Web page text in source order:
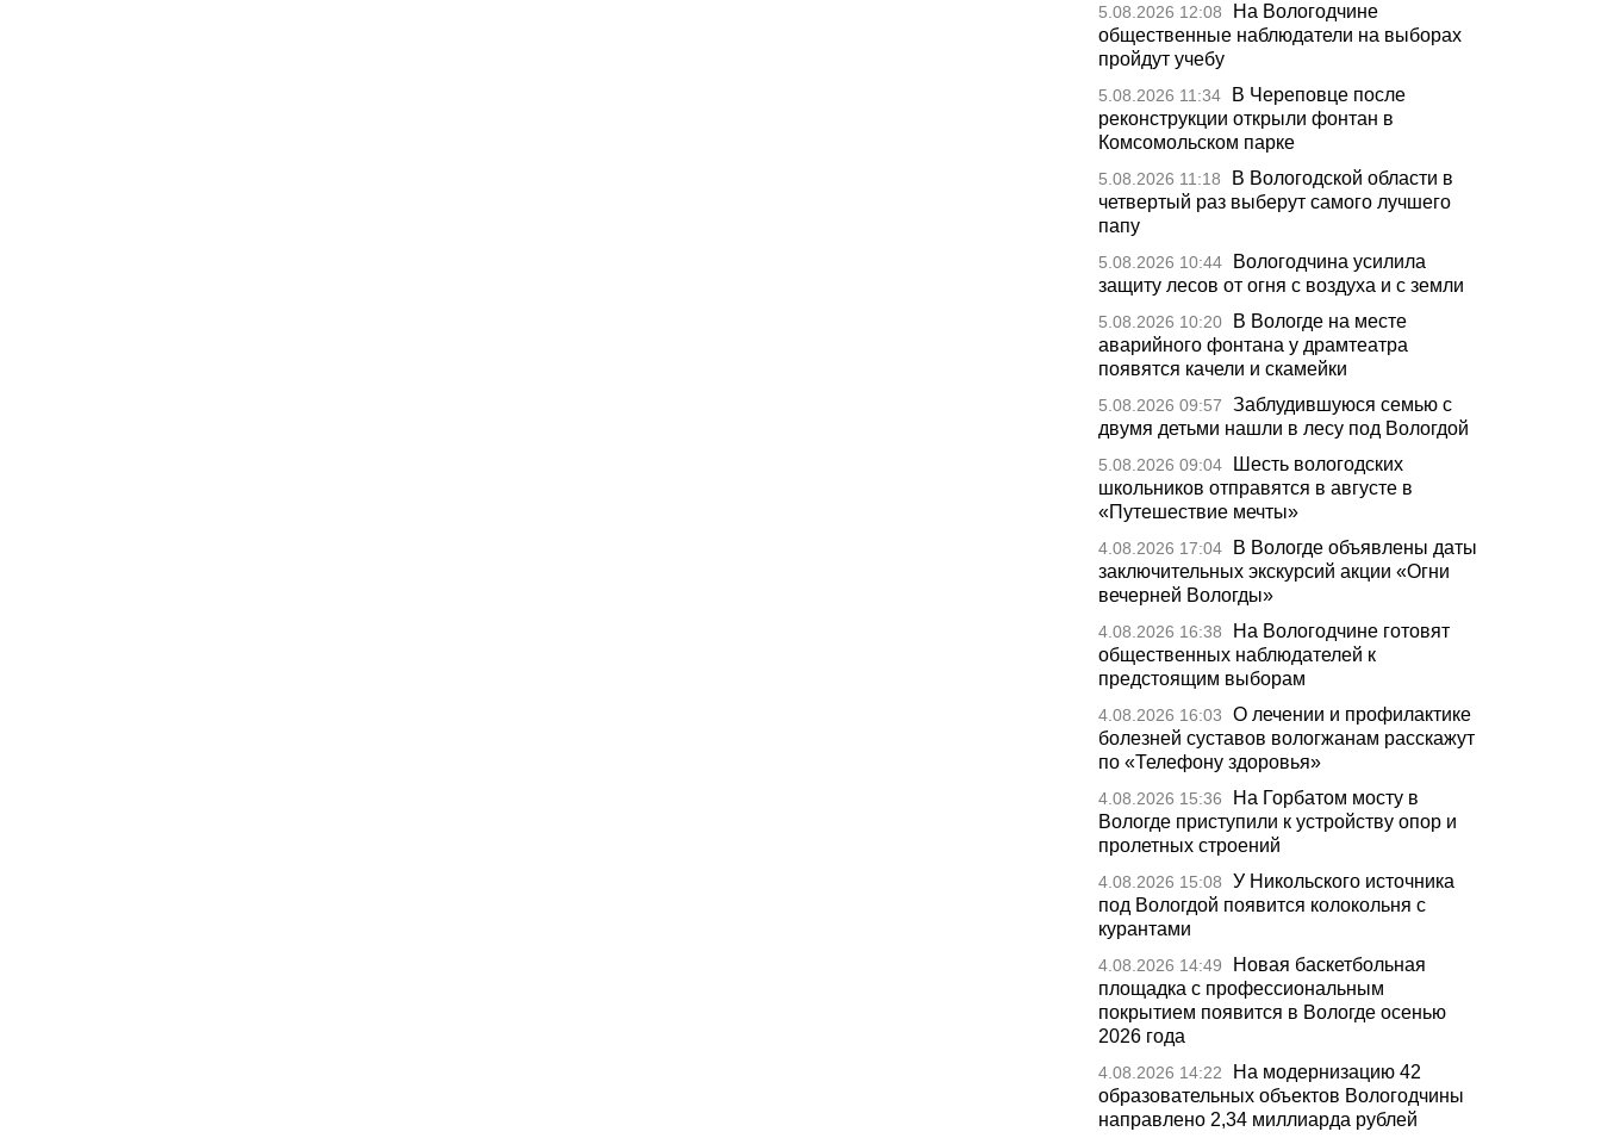
5.08.2026 12:08
На Вологодчине
общественные наблюдатели на выборах
пройдут учебу
5.08.2026 11:34
В Череповце после
реконструкции открыли фонтан в
Комсомольском парке
5.08.2026 11:18
В Вологодской области в
четвертый раз выберут самого лучшего
папу
5.08.2026 10:44
Вологодчина усилила
защиту лесов от огня с воздуха и с земли
5.08.2026 10:20
В Вологде на месте
аварийного фонтана у драмтеатра
появятся качели и скамейки
5.08.2026 09:57
Заблудившуюся семью с
двумя детьми нашли в лесу под Вологдой
5.08.2026 09:04
Шесть вологодских
школьников отправятся в августе в
«Путешествие мечты»
4.08.2026 17:04
В Вологде объявлены даты
заключительных экскурсий акции «Огни
вечерней Вологды»
4.08.2026 16:38
На Вологодчине готовят
общественных наблюдателей к
предстоящим выборам
4.08.2026 16:03
О лечении и профилактике
болезней суставов вологжанам расскажут
по «Телефону здоровья»
4.08.2026 15:36
На Горбатом мосту в
Вологде приступили к устройству опор и
пролетных строений
4.08.2026 15:08
У Никольского источника
под Вологдой появится колокольня с
курантами
4.08.2026 14:49
Новая баскетбольная
площадка с профессиональным
покрытием появится в Вологде осенью
2026 года
4.08.2026 14:22
На модернизацию 42
образовательных объектов Вологодчины
направлено 2,34 миллиарда рублей